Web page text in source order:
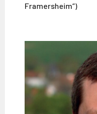
Framersheim“)